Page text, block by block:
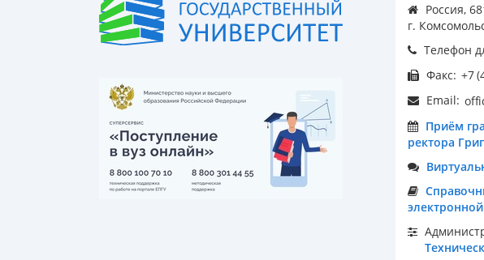
Россия,
г.
Телефон
Факс:
Email:
Приём
ректора